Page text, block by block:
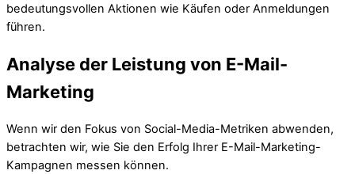
bedeutungsvollen Aktionen wie Käufen oder Anmeldungen
führen.
Analyse der Leistung von E-Mail-
Marketing
Wenn wir den Fokus von Social-Media-Metriken abwenden,
betrachten wir, wie Sie den Erfolg Ihrer E-Mail-Marketing-
Kampagnen messen können.